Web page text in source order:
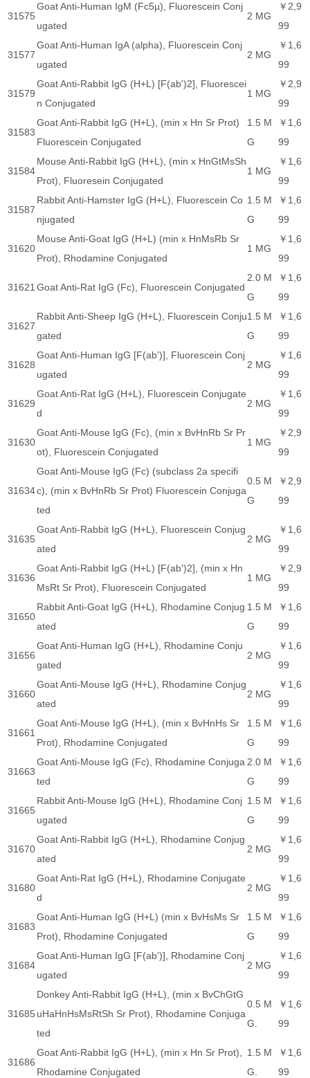
31575
Goat Anti-Human IgM (Fc5µ), Fluorescein Conj
ugated
2 MG
￥2,9
99
31577
Goat Anti-Human IgA (alpha), Fluorescein Conj
ugated
2 MG
￥1,6
99
31579
Goat Anti-Rabbit IgG (H+L) [F(ab')2], Fluorescei
n Conjugated
1 MG
￥2,9
99
31583
Goat Anti-Rabbit IgG (H+L), (min x Hn Sr Prot)
Fluorescein Conjugated
1.5 M
G
￥1,6
99
31584
Mouse Anti-Rabbit IgG (H+L), (min x HnGtMsSh
Prot), Fluoresein Conjugated
1 MG
￥1,6
99
31587
Rabbit Anti-Hamster IgG (H+L), Fluorescein Co
njugated
1.5 M
G
￥1,6
99
31620
Mouse Anti-Goat IgG (H+L) (min x HnMsRb Sr
Prot), Rhodamine Conjugated
1 MG
￥1,6
99
31621 Goat Anti-Rat IgG (Fc), Fluorescein Conjugated
2.0 M
G
￥1,6
99
31627
Rabbit Anti-Sheep IgG (H+L), Fluorescein Conju
gated
1.5 M
G
￥1,6
99
31628
Goat Anti-Human IgG [F(ab')], Fluorescein Conj
ugated
2 MG
￥1,6
99
31629
Goat Anti-Rat IgG (H+L), Fluorescein Conjugate
d
2 MG
￥1,6
99
31630
Goat Anti-Mouse IgG (Fc), (min x BvHnRb Sr Pr
ot), Fluorescein Conjugated
1 MG
￥2,9
99
31634
Goat Anti-Mouse IgG (Fc) (subclass 2a specifi
c), (min x BvHnRb Sr Prot) Fluorescein Conjuga
ted
0.5 M
G
￥2,9
99
31635
Goat Anti-Rabbit IgG (H+L), Fluorescein Conjug
ated
2 MG
￥1,6
99
31636
Goat Anti-Rabbit IgG (H+L) [F(ab')2], (min x Hn
MsRt Sr Prot), Fluorescein Conjugated
1 MG
￥2,9
99
31650
Rabbit Anti-Goat IgG (H+L), Rhodamine Conjug
ated
1.5 M
G
￥1,6
99
31656
Goat Anti-Human IgG (H+L), Rhodamine Conju
gated
2 MG
￥1,6
99
31660
Goat Anti-Mouse IgG (H+L), Rhodamine Conjug
ated
2 MG
￥1,6
99
31661
Goat Anti-Mouse IgG (H+L), (min x BvHnHs Sr
Prot), Rhodamine Conjugated
1.5 M
G
￥1,6
99
31663
Goat Anti-Mouse IgG (Fc), Rhodamine Conjuga
ted
2.0 M
G
￥1,6
99
31665
Rabbit Anti-Mouse IgG (H+L), Rhodamine Conj
ugated
1.5 M
G
￥1,6
99
31670
Goat Anti-Rabbit IgG (H+L), Rhodamine Conjug
ated
2 MG
￥1,6
99
31680
Goat Anti-Rat IgG (H+L), Rhodamine Conjugate
d
2 MG
￥1,6
99
31683
Goat Anti-Human IgG (H+L) (min x BvHsMs Sr
Prot), Rhodamine Conjugated
1.5 M
G
￥1,6
99
31684
Goat Anti-Human IgG [F(ab')], Rhodamine Conj
ugated
2 MG
￥1,6
99
31685
Donkey Anti-Rabbit IgG (H+L), (min x BvChGtG
uHaHnHsMsRtSh Sr Prot), Rhodamine Conjuga
ted
0.5 M
G.
￥1,6
99
31686
Goat Anti-Rabbit IgG (H+L), (min x Hn Sr Prot),
Rhodamine Conjugated
1.5 M
G.
￥1,6
99